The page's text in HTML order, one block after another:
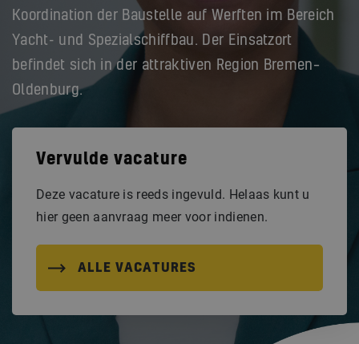
Koordination der Baustelle auf Werften im Bereich
Yacht- und Spezialschiffbau. Der Einsatzort
befindet sich in der attraktiven Region Bremen–
Oldenburg.
Vervulde vacature
Deze vacature is reeds ingevuld. Helaas kunt u
hier geen aanvraag meer voor indienen.
ALLE VACATURES